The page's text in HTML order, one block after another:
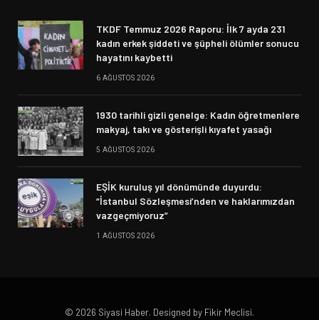
TKDF Temmuz 2026 Raporu: İlk 7 ayda 231
kadın erkek şiddeti ve şüpheli ölümler sonucu
hayatını kaybetti
6 AĞUSTOS 2026
1930 tarihli gizli genelge: Kadın öğretmenlere
makyaj, takı ve gösterişli kıyafet yasağı
5 AĞUSTOS 2026
EŞİK kuruluş yıl dönümünde duyurdu:
“İstanbul Sözleşmesi’nden ve haklarımızdan
vazgeçmiyoruz”
1 AĞUSTOS 2026
© 2026 Siyasi Haber. Designed by Fikir Meclisi.